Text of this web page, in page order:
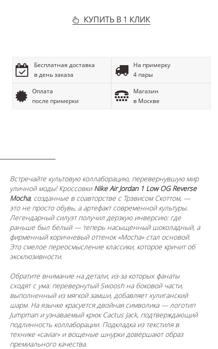
КУПИТЬ В 1 КЛИК
Бесплатная доставка
в день заказа
На примерку
4 пары
Оплата
после примерки
Магазин
в Москве
Встречайте культовую коллаборацию, перевернувшую мир
уличной моды! Кроссовки Nike Air Jordan 1 Low OG Reverse
Mocha, созданные в соавторстве с Трэвисом Скоттом, —
это не просто обувь, а артефакт современной культуры.
Легендарный силуэт получил дерзкую инверсию: где
раньше был белый — теперь насыщенный шоколадный, а
фирменный коричневый оттенок «Mocha» стал основой.
Это смелое переосмысление классики, которое кричит об
эксклюзивности.
Обратите внимание на детали, из-за которых фанаты
сходят с ума: перевернутый Swoosh на боковой части,
выполненный из мягкой замши, добавляет хулиганский
шарм. На язычке красуется двойная символика — логотип
Jumpman и узнаваемый крюк Cactus Jack, подтверждающий
подлинность коллаборации. Подкладка из текстиля в
технике «caviar» и вощеные шнурки довершают образ
премиального качества.